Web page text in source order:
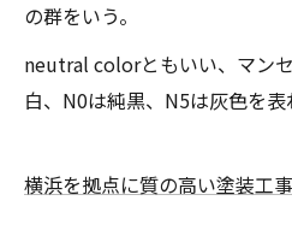
の群をいう。
neutral colorともいい、マン
白、N0は純黒、N5は灰色を表
横浜を拠点に質の高い塗装工事